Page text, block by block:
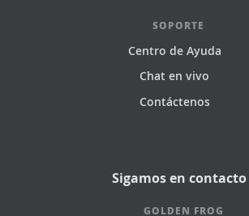
SOPORTE
Centro de Ayuda
Chat en vivo
Contáctenos
Sigamos en contacto
GOLDEN FROG